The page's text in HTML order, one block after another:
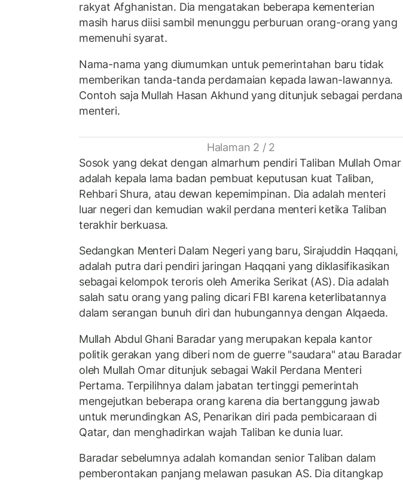
rakyat Afghanistan. Dia mengatakan beberapa kementerian
masih harus diisi sambil menunggu perburuan orang-orang yang
memenuhi syarat.
Nama-nama yang diumumkan untuk pemerintahan baru tidak
memberikan tanda-tanda perdamaian kepada lawan-lawannya.
Contoh saja Mullah Hasan Akhund yang ditunjuk sebagai perdana
menteri.
Halaman 2 / 2
Sosok yang dekat dengan almarhum pendiri Taliban Mullah Omar
adalah kepala lama badan pembuat keputusan kuat Taliban,
Rehbari Shura, atau dewan kepemimpinan. Dia adalah menteri
luar negeri dan kemudian wakil perdana menteri ketika Taliban
terakhir berkuasa.
Sedangkan Menteri Dalam Negeri yang baru, Sirajuddin Haqqani,
adalah putra dari pendiri jaringan Haqqani yang diklasifikasikan
sebagai kelompok teroris oleh Amerika Serikat (AS). Dia adalah
salah satu orang yang paling dicari FBI karena keterlibatannya
dalam serangan bunuh diri dan hubungannya dengan Alqaeda.
Mullah Abdul Ghani Baradar yang merupakan kepala kantor
politik gerakan yang diberi nom de guerre "saudara" atau Baradar
oleh Mullah Omar ditunjuk sebagai Wakil Perdana Menteri
Pertama. Terpilihnya dalam jabatan tertinggi pemerintah
mengejutkan beberapa orang karena dia bertanggung jawab
untuk merundingkan AS, Penarikan diri pada pembicaraan di
Qatar, dan menghadirkan wajah Taliban ke dunia luar.
Baradar sebelumnya adalah komandan senior Taliban dalam
pemberontakan panjang melawan pasukan AS. Dia ditangkap